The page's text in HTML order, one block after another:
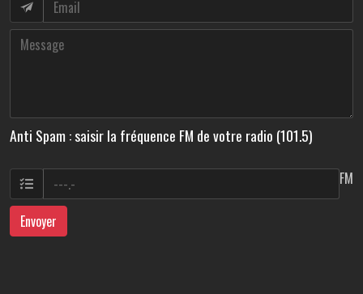
Anti Spam : saisir la fréquence FM de votre radio (101.5)
FM
Envoyer